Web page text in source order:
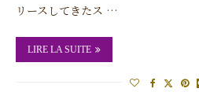
リースしてきたス …
LIRE LA SUITE